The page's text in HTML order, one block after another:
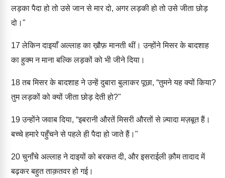
लड़का पैदा हो तो उसे जान से मार दो, अगर लड़की हो तो उसे जीता छोड़
दो।"
17 लेकिन दाइयाँ अल्लाह का ख़ौफ़ मानती थीं। उन्होंने मिसर के बादशाह
का हुक्म न माना बल्कि लड़कों को भी जीने दिया।
18तब मिसर के बादशाह ने उन्हें दुबारा बुलाकर पूछा, “तुमने यह क्यों किया?
तुम लड़कों को क्यों जीता छोड़ देती हो?"
19उन्होंने जवाब दिया, “इबरानी औरतें मिसरी औरतों से ज़्यादा मज़बूत हैं।
बच्चे हमारे पहुँचने से पहले ही पैदा हो जाते हैं।"
20चुनाँचे अल्लाह ने दाइयों को बरकत दी, और इसराईली क़ौम तादाद में
बढ़कर बहुत ताक़तवर हो गई।